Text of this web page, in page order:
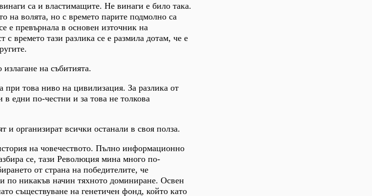
са и властимащите. Не винаги е било така.
на волята, но с времето парите подмолно са
е превърнала в основен източник на
времето тази разлика се е размила дотам, че е
на събитията.
при това ниво на цивилизация. За разлика от
едни по-честни и за това не толкова
и организират всички останали в своя полза.
на човечеството. Пълно информационно
се, тази Революция мина много по-
от страна на победителите, че
по никакъв начин тяхното доминиране. Освен
съществуване на генетичен фонд, който като